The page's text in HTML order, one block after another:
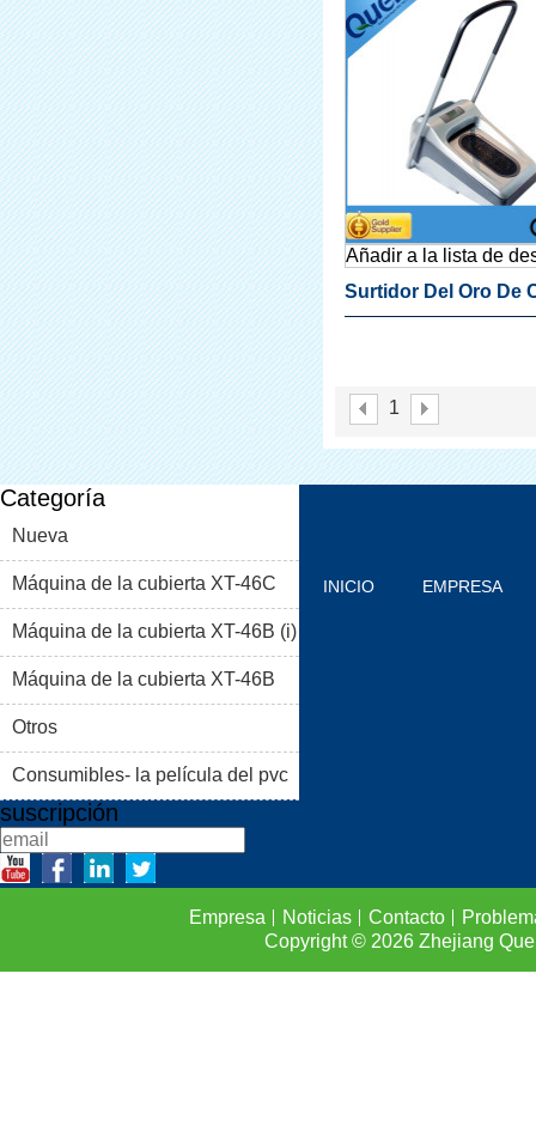
Añadir a la lista de
Surtidor Del Oro De
1
Categoría
Nueva
Máquina de la cubierta XT-46C
Máquina de la cubierta XT-46B (i)
Máquina de la cubierta XT-46B
(II)
Otros
Consumibles- la película del pvc
suscripción
INICIO EMPRESA
Empresa Noticias Contacto
Copyright © 2026Zhejiang